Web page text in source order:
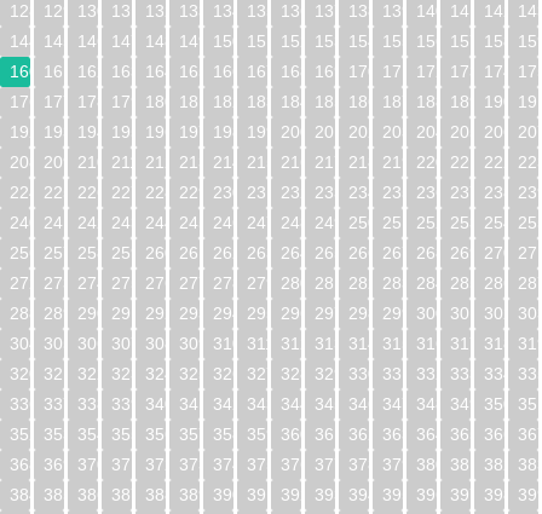
128
129 130 131 132 133 134 135 136 137 138 139 140 141 142
144
145 146 147 148 149 150 151 152 153 154 155 156 157 158
160
161 162 163 164 165 166 167 168 169 170 171 172 173 174
176
177 178 179 180 181 182 183 184 185 186 187 188 189 190
192
193 194 195 196 197 198 199 200 201 202 203 204 205 206
208
209 210 211 212 213 214 215 216 217 218 219 220 221 222
224
225 226 227 228 229 230 231 232 233 234 235 236 237 238
240
241 242 243 244 245 246 247 248 249 250 251 252 253 254
256
257 258 259 260 261 262 263 264 265 266 267 268 269 270
272
273 274 275 276 277 278 279 280 281 282 283 284 285 286
288
289 290 291 292 293 294 295 296 297 298 299 300 301 302
304
305 306 307 308 309 310 311 312 313 314 315 316 317 318
320
321 322 323 324 325 326 327 328 329 330 331 332 333 334
336
337 338 339 340 341 342 343 344 345 346 347 348 349 350
352
353 354 355 356 357 358 359 360 361 362 363 364 365 366
368
369 370 371 372 373 374 375 376 377 378 379 380 381 382
384
385 386 387 388 389 390 391 392 393 394 395 396 397 398